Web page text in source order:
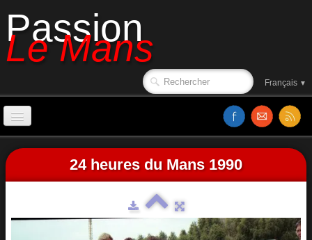
Passion
Le Mans
Français ▼
Accueil
Sorties de piste
Affiches
24 heures du Mans 1990